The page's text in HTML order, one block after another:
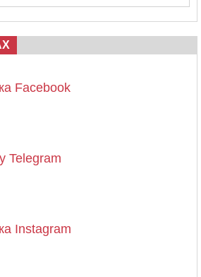
Facebook
Telegram
Instagram